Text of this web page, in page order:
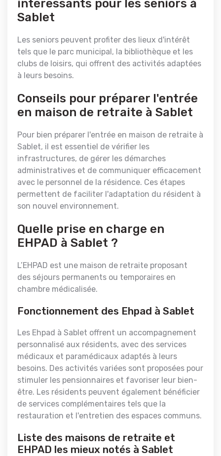
intéressants pour les seniors à
Sablet
Les seniors peuvent profiter des lieux d'intérêt
tels que le parc municipal, la bibliothèque et les
clubs de loisirs, qui offrent des activités adaptées
à leurs besoins.
Conseils pour préparer l'entrée
en maison de retraite à Sablet
Pour bien préparer l'entrée en maison de retraite à
Sablet, il est essentiel de vérifier les
infrastructures, de gérer les démarches
administratives et de communiquer efficacement
avec le personnel de la résidence. Ces étapes
permettent de faciliter l'adaptation du résident à
son nouvel environnement.
Quelle prise en charge en
EHPAD à Sablet ?
L’EHPAD est une maison de retraite proposant
des séjours permanents ou temporaires en
chambre médicalisée.
Fonctionnement des Ehpad à Sablet
Les Ehpad à Sablet offrent un accompagnement
personnalisé aux résidents, avec des services
médicaux et paramédicaux adaptés à leurs
besoins. Des activités variées sont proposées pour
stimuler les pensionnaires et favoriser leur bien-
être. Les résidents peuvent également bénéficier
de services complémentaires tels que la
restauration et l'entretien des espaces communs.
Liste des maisons de retraite et
EHPAD les mieux notés à Sablet